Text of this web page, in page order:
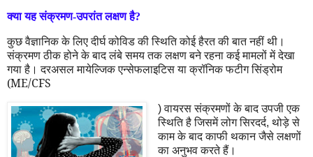
क्या यह संक्रमण-उपरांत लक्षण है?
कुछ वैज्ञानिक के लिए दीर्घ कोविड की स्थिति कोई हैरत की बात नहीं थी।
संक्रमण ठीक होने के बाद लंबे समय तक लक्षण बने रहना कई मामलों में देखा
गया है। दरअसल मायेल्जिक एन्सेफलाइटिस या क्रॉनिक फटीग सिंड्रोम
(ME/CFS
) वायरस संक्रमणों के बाद उपजी एक
स्थिति है जिसमें लोग सिरदर्द, थोड़े से
काम के बाद काफी थकान जैसे लक्षणों
का अनुभव करते हैं।